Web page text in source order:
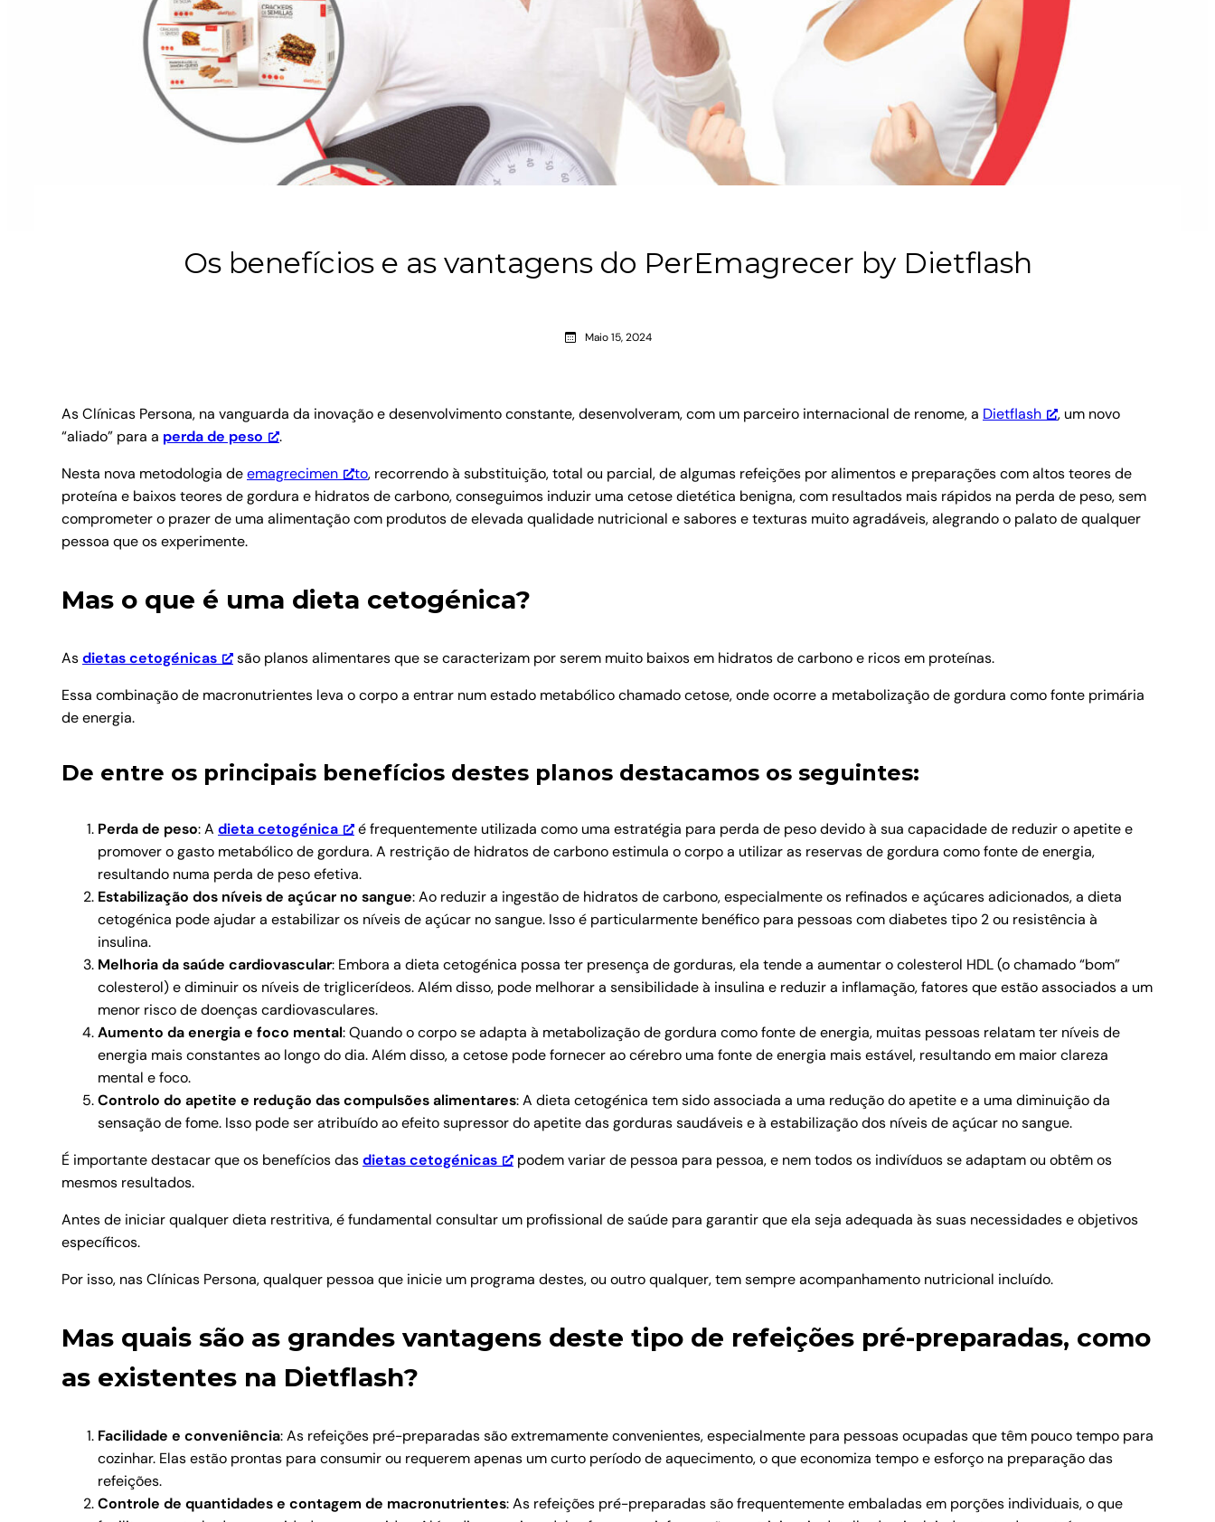
Os benefícios e as vantagens do PerEmagrecer by Dietflash
Maio 15, 2024
As Clínicas Persona, na vanguarda da inovação e desenvolvimento constante, desenvolveram, com um parceiro internacional de renome, a Dietflash
, um novo
“aliado” para a perda de peso
.
Nesta nova metodologia deemagrecimen to, recorrendo à substituição, total ou parcial, de algumas refeições por alimentos e preparações com altos teores de
proteína e baixos teores de gordura e hidratos de carbono, conseguimos induzir uma cetose dietética benigna, com resultados mais rápidos na perda de peso, sem
comprometer o prazer de uma alimentação com produtos de elevada qualidade nutricional e sabores e texturas muito agradáveis, alegrando o palato de qualquer
pessoa que os experimente.
Mas o que é uma dieta cetogénica?
Asdietas cetogénicas
são planos alimentares que se caracterizam por serem muito baixos em hidratos de carbono e ricos em proteínas.
Essa combinação de macronutrientes leva o corpo a entrar num estado metabólico chamado cetose, onde ocorre a metabolização de gordura como fonte primária
de energia.
De entre os principais benefícios destes planos destacamos os seguintes:
Perda de peso: A dieta cetogénica
é frequentemente utilizada como uma estratégia para perda de peso devido à sua capacidade de reduzir o apetite e
promover o gasto metabólico de gordura. A restrição de hidratos de carbono estimula o corpo a utilizar as reservas de gordura como fonte de energia,
resultando numa perda de peso efetiva.
Estabilização dos níveis de açúcar no sangue: Ao reduzir a ingestão de hidratos de carbono, especialmente os refinados e açúcares adicionados, a dieta
cetogénica pode ajudar a estabilizar os níveis de açúcar no sangue. Isso é particularmente benéfico para pessoas com diabetes tipo 2 ou resistência à
insulina.
Melhoria da saúde cardiovascular: Embora a dieta cetogénica possa ter presença de gorduras, ela tende a aumentar o colesterol HDL (o chamado “bom”
colesterol) e diminuir os níveis de triglicerídeos. Além disso, pode melhorar a sensibilidade à insulina e reduzir a inflamação, fatores que estão associados a um
menor risco de doenças cardiovasculares.
Aumento da energia e foco mental: Quando o corpo se adapta à metabolização de gordura como fonte de energia, muitas pessoas relatam ter níveis de
energia mais constantes ao longo do dia. Além disso, a cetose pode fornecer ao cérebro uma fonte de energia mais estável, resultando em maior clareza
mental e foco.
Controlo do apetite e redução das compulsões alimentares: A dieta cetogénica tem sido associada a uma redução do apetite e a uma diminuição da
sensação de fome. Isso pode ser atribuído ao efeito supressor do apetite das gorduras saudáveis e à estabilização dos níveis de açúcar no sangue.
É importante destacar que os benefícios dasdietas cetogénicas
podem variar de pessoa para pessoa, e nem todos os indivíduos se adaptam ou obtêm os
mesmos resultados.
Antes de iniciar qualquer dieta restritiva, é fundamental consultar um profissional de saúde para garantir que ela seja adequada às suas necessidades e objetivos
específicos.
Por isso, nas Clínicas Persona, qualquer pessoa que inicie um programa destes, ou outro qualquer, tem sempre acompanhamento nutricional incluído.
Mas quais são as grandes vantagens deste tipo de refeições pré-preparadas, como
as existentes na Dietflash?
Facilidade e conveniência: As refeições pré-preparadas são extremamente convenientes, especialmente para pessoas ocupadas que têm pouco tempo para
cozinhar. Elas estão prontas para consumir ou requerem apenas um curto período de aquecimento, o que economiza tempo e esforço na preparação das
refeições.
Controle de quantidades e contagem de macronutrientes: As refeições pré-preparadas são frequentemente embaladas em porções individuais, o que